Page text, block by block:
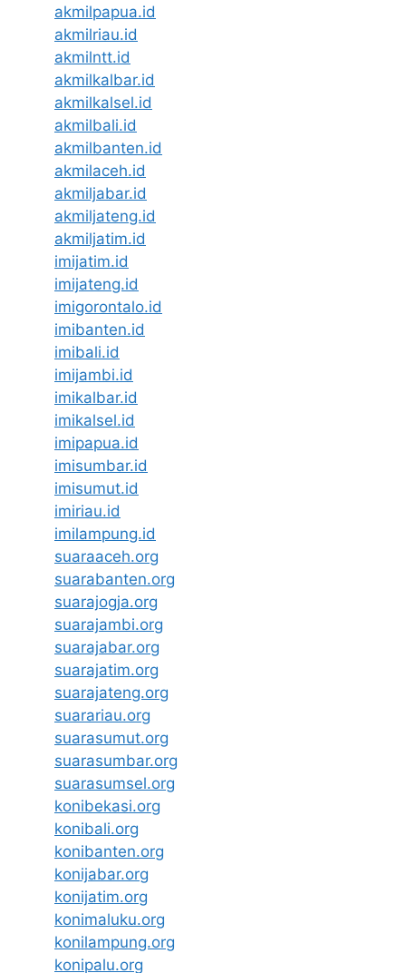
akmilpapua.id
akmilriau.id
akmilntt.id
akmilkalbar.id
akmilkalsel.id
akmilbali.id
akmilbanten.id
akmilaceh.id
akmiljabar.id
akmiljateng.id
akmiljatim.id
imijatim.id
imijateng.id
imigorontalo.id
imibanten.id
imibali.id
imijambi.id
imikalbar.id
imikalsel.id
imipapua.id
imisumbar.id
imisumut.id
imiriau.id
imilampung.id
suaraaceh.org
suarabanten.org
suarajogja.org
suarajambi.org
suarajabar.org
suarajatim.org
suarajateng.org
suarariau.org
suarasumut.org
suarasumbar.org
suarasumsel.org
konibekasi.org
konibali.org
konibanten.org
konijabar.org
konijatim.org
konimaluku.org
konilampung.org
konipalu.org